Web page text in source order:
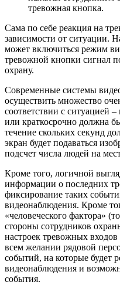
тревожная кнопка.
Сама по себе реакция на
зависимости от ситуации.
может включиться режим
тревожной кнопки сигнал
охрану.
Современные системы
осуществить множество
соответствии с ситуацией
или краткосрочно должна
течение скольких секунд
экран будет подаваться
подсчет числа людей на
Кроме того, логичной
информации о последних
фиксирование таких
видеонаблюдения. Кроме
«человеческого фактора»
стороны сотрудников
настроек тревожных
всем желании рядовой
событий, на которые будет
видеонаблюдения и
события.